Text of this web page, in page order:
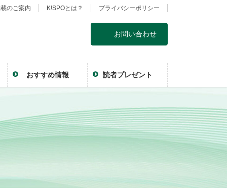
のご案内 K!SPOとは？ プライバシーポリシー
お問い合わせ
おすすめ情報 読者プレゼント